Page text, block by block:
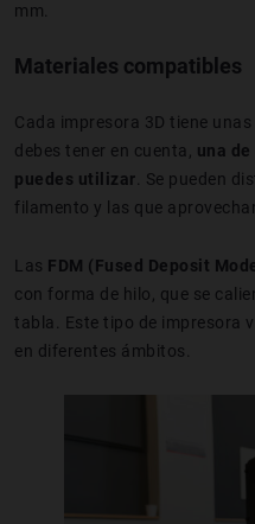
mm.
Materiales compatibles
Cada impresora 3D tiene
debes tener en cuenta, una
puedes utilizar . Se pueden
filamento y las que
Las FDM (Fused Deposit
con forma de hilo, que se
tabla. Este tipo de impresora
en diferentes ámbitos.